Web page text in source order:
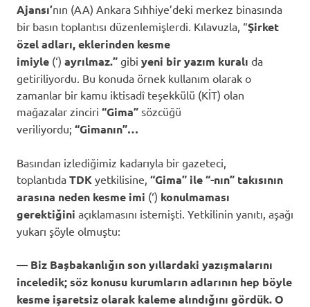
Ajansı’nın (AA) Ankara Sıhhiye’deki merkez binasında
bir basın toplantısı düzenlemişlerdi. Kılavuzla, “Şirket
özel adları, eklerinden kesme
imiyle (‘) ayrılmaz.” gibi yeni bir yazım kuralı da
getiriliyordu. Bu konuda örnek kullanım olarak o
zamanlar bir kamu iktisadî teşekkülü (KİT) olan
mağazalar zinciri “Gima” sözcüğü
veriliyordu; “Gimanın”…
Basından izlediğimiz kadarıyla bir gazeteci,
toplantıda TDK yetkilisine, “Gima” ile “-nın” takısının
arasına neden kesme imi (‘) konulmaması
gerektiğini açıklamasını istemişti. Yetkilinin yanıtı, aşağı
yukarı şöyle olmuştu:
— Biz Başbakanlığın son yıllardaki yazışmalarını
inceledik; söz konusu kurumların adlarının hep böyle
kesme işaretsiz olarak kaleme alındığını gördük. O